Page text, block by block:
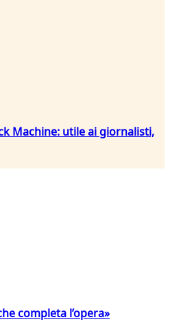
Machine: utile ai giornalisti,
completa l’opera»